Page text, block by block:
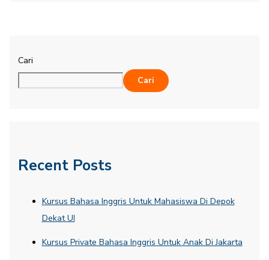
Cari
Cari
Recent Posts
Kursus Bahasa Inggris Untuk Mahasiswa Di Depok
Dekat UI
Kursus Private Bahasa Inggris Untuk Anak Di Jakarta